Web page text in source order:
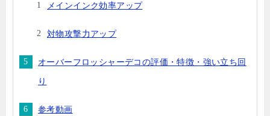
メインインク効率アップ
対物攻撃力アップ
オーバーフロッシャーデコの評価・特徴・強い立ち回
り
参考動画